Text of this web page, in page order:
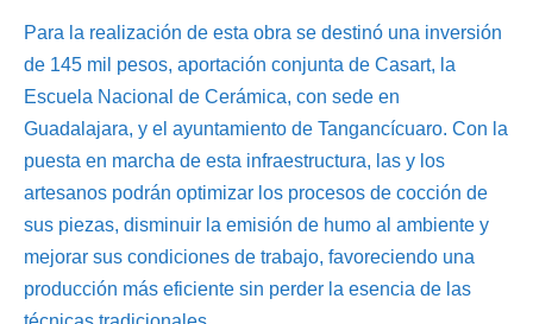
Para la realización de esta obra se destinó una inversión
de 145 mil pesos, aportación conjunta de Casart, la
Escuela Nacional de Cerámica, con sede en
Guadalajara, y el ayuntamiento de Tangancícuaro. Con la
puesta en marcha de esta infraestructura, las y los
artesanos podrán optimizar los procesos de cocción de
sus piezas, disminuir la emisión de humo al ambiente y
mejorar sus condiciones de trabajo, favoreciendo una
producción más eficiente sin perder la esencia de las